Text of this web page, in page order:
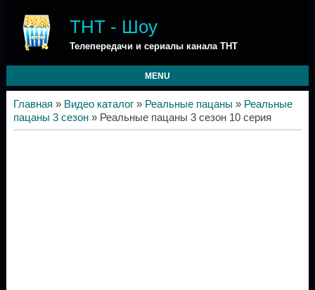
ТНТ - Шоу
Телепередачи и сериалы канала ТНТ
MENU
Главная » Видео каталог» Реальные пацаны » Реальные
пацаны 3 сезон» Реальные пацаны 3 сезон 10 серия